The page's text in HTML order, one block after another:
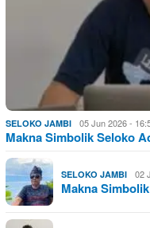
SELOKO JAMBI 05 Jun 2026 -
Makna Simbolik Seloko
SELOKO JAMBI 02
Makna